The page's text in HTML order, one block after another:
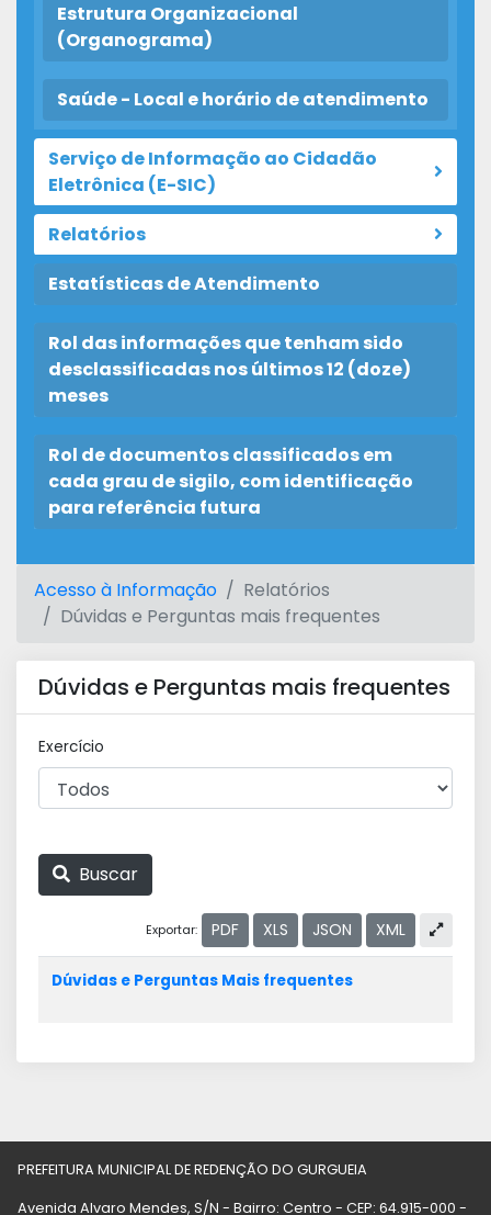
Estrutura Organizacional
(Organograma)
Saúde - Local e horário de atendimento
Serviço de Informação ao Cidadão
Eletrônica (E-SIC)
Relatórios
Estatísticas de Atendimento
Rol das informações que tenham sido
desclassificadas nos últimos 12 (doze)
meses
Rol de documentos classificados em
cada grau de sigilo, com identificação
para referência futura
Acesso à Informação
Relatórios
Dúvidas e Perguntas mais frequentes
Dúvidas e Perguntas mais frequentes
Exercício
Buscar
Exportar: PDF XLS JSON XML
Dúvidas e Perguntas Mais frequentes
PREFEITURA MUNICIPAL DE REDENÇÃO DO GURGUEIA
Avenida Alvaro Mendes, S/N - Bairro: Centro - CEP: 64.915-000 -